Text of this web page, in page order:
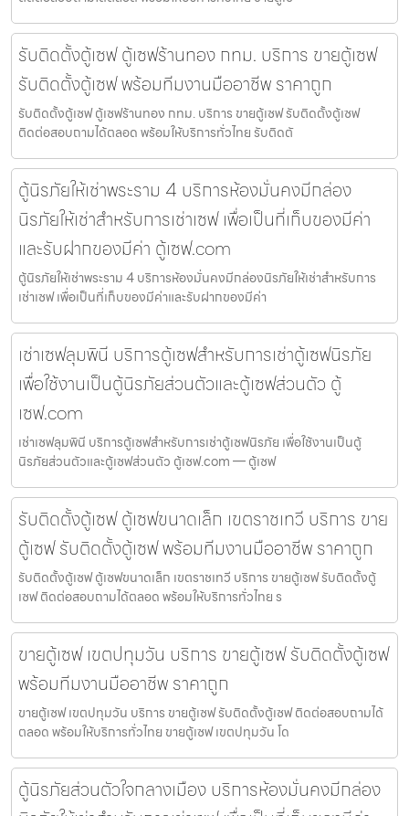
รับติดตั้งตู้เซฟ ตู้เซฟร้านทอง กทม. บริการ ขายตู้เซฟ
รับติดตั้งตู้เซฟ พร้อมทีมงานมืออาชีพ ราคาถูก
รับติดตั้งตู้เซฟ ตู้เซฟร้านทอง กทม. บริการ ขายตู้เซฟ รับติดตั้งตู้เซฟ
ติดต่อสอบถามได้ตลอด พร้อมให้บริการทั่วไทย รับติดตั
ตู้นิรภัยให้เช่าพระราม 4 บริการห้องมั่นคงมีกล่อง
นิรภัยให้เช่าสำหรับการเช่าเซฟ เพื่อเป็นที่เก็บของมีค่า
และรับฝากของมีค่า ตู้เซฟ.com
ตู้นิรภัยให้เช่าพระราม 4 บริการห้องมั่นคงมีกล่องนิรภัยให้เช่าสำหรับการ
เช่าเซฟ เพื่อเป็นที่เก็บของมีค่าและรับฝากของมีค่า
เช่าเซฟลุมพินี บริการตู้เซฟสำหรับการเช่าตู้เซฟนิรภัย
เพื่อใช้งานเป็นตู้นิรภัยส่วนตัวและตู้เซฟส่วนตัว ตู้
เซฟ.com
เช่าเซฟลุมพินี บริการตู้เซฟสำหรับการเช่าตู้เซฟนิรภัย เพื่อใช้งานเป็นตู้
นิรภัยส่วนตัวและตู้เซฟส่วนตัว ตู้เซฟ.com — ตู้เซฟ
รับติดตั้งตู้เซฟ ตู้เซฟขนาดเล็ก เขตราชเทวี บริการ ขาย
ตู้เซฟ รับติดตั้งตู้เซฟ พร้อมทีมงานมืออาชีพ ราคาถูก
รับติดตั้งตู้เซฟ ตู้เซฟขนาดเล็ก เขตราชเทวี บริการ ขายตู้เซฟ รับติดตั้งตู้
เซฟ ติดต่อสอบถามได้ตลอด พร้อมให้บริการทั่วไทย ร
ขายตู้เซฟ เขตปทุมวัน บริการ ขายตู้เซฟ รับติดตั้งตู้เซฟ
พร้อมทีมงานมืออาชีพ ราคาถูก
ขายตู้เซฟ เขตปทุมวัน บริการ ขายตู้เซฟ รับติดตั้งตู้เซฟ ติดต่อสอบถามได้
ตลอด พร้อมให้บริการทั่วไทย ขายตู้เซฟ เขตปทุมวัน โด
ตู้นิรภัยส่วนตัวใจกลางเมือง บริการห้องมั่นคงมีกล่อง